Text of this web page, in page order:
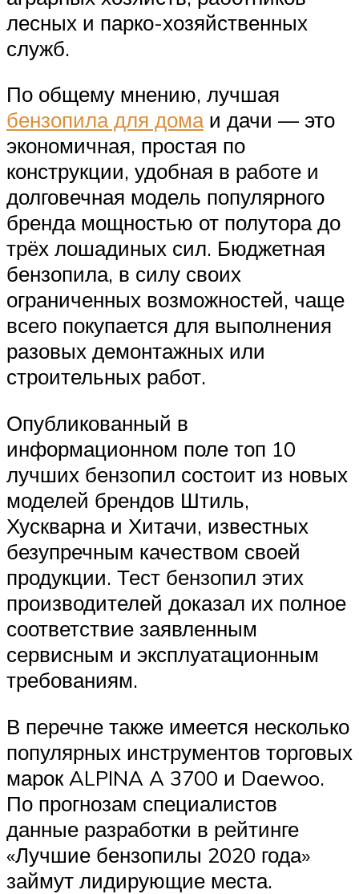
лесных и парко-хозяйственных
служб.
По общему мнению, лучшая
бензопила для домаи дачи — это
экономичная, простая по
конструкции, удобная в работе и
долговечная модель популярного
бренда мощностью от полутора до
трёх лошадиных сил. Бюджетная
бензопила, в силу своих
ограниченных возможностей, чаще
всего покупается для выполнения
разовых демонтажных или
строительных работ.
Опубликованный в
информационном поле топ 10
лучших бензопил состоит из новых
моделей брендов Штиль,
Хускварна и Хитачи, известных
безупречным качеством своей
продукции. Тест бензопил этих
производителей доказал их полное
соответствие заявленным
сервисным и эксплуатационным
требованиям.
В перечне также имеется несколько
популярных инструментов торговых
марок ALPINA A 3700 и Daewoo.
По прогнозам специалистов
данные разработки в рейтинге
«Лучшие бензопилы 2020 года»
займут лидирующие места.